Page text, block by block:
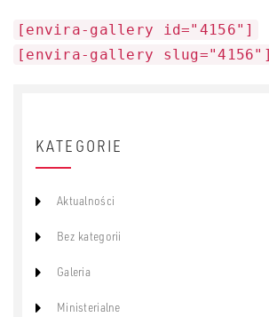
[envira-gallery id="4156"]
[envira-gallery slug="4156"]
KATEGORIE
Aktualności
Bez kategorii
Galeria
Ministerialne